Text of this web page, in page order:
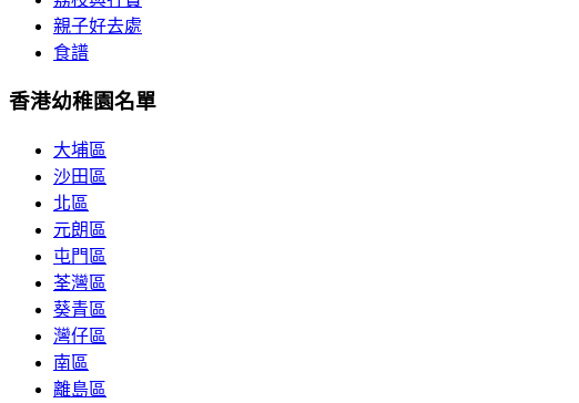
親子好去處
食譜
香港幼稚園名單
大埔區
沙田區
北區
元朗區
屯門區
荃灣區
葵青區
灣仔區
南區
離島區